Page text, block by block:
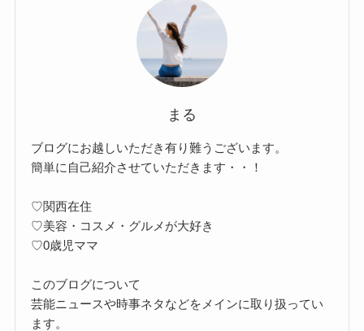
まる
ブログにお越しいただき有り難うございます。
簡単に自己紹介させていただきます・・！
♡関西在住
♡美容・コスメ・グルメが大好き
♡0歳児ママ
このブログについて
芸能ニュースや時事ネタなどをメインに取り扱ってい
ます。